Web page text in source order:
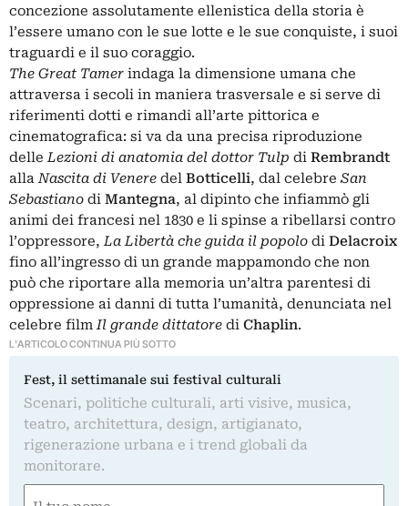
concezione assolutamente ellenistica della storia è
l’essere umano con le sue lotte e le sue conquiste, i suoi
traguardi e il suo coraggio.
The Great Tamer indaga la dimensione umana che
attraversa i secoli in maniera trasversale e si serve di
riferimenti dotti e rimandi all’arte pittorica e
cinematografica: si va da una precisa riproduzione
delleLezioni di anatomia del dottor Tulp di Rembrandt
allaNascita di Venere del Botticelli, dal celebre San
Sebastiano di Mantegna, al dipinto che infiammò gli
animi dei francesi nel 1830 e li spinse a ribellarsi contro
l’oppressore,La Libertà che guida il popolo di Delacroix
fino all’ingresso di un grande mappamondo che non
può che riportare alla memoria un’altra parentesi di
oppressione ai danni di tutta l’umanità, denunciata nel
celebre filmIl grande dittatore di Chaplin.
L'ARTICOLO CONTINUA PIÙ SOTTO
Fest, il settimanale sui festival culturali
Scenari, politiche culturali, arti visive, musica,
teatro, architettura, design, artigianato,
rigenerazione urbana e i trend globali da
monitorare.